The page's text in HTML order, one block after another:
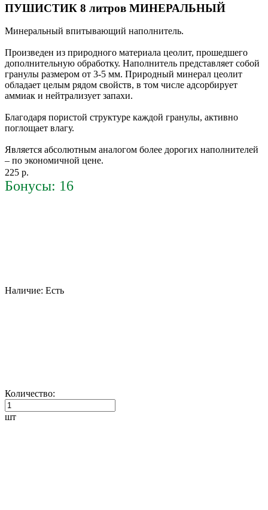
ПУШИСТИК 8 литров МИНЕРАЛЬНЫЙ
Минеральный впитывающий наполнитель.
Произведен из природного материала цеолит, прошедшего
дополнительную обработку. Наполнитель представляет собой
гранулы размером от 3-5 мм. Природный минерал цеолит
обладает целым рядом свойств, в том числе адсорбирует
аммиак и нейтрализует запахи.
Благодаря пористой структуре каждой гранулы, активно
поглощает влагу.
Является абсолютным аналогом более дорогих наполнителей
– по экономичной цене.
225 р.
Бонусы: 16
Наличие: Есть
Количество:
шт